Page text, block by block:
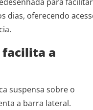
dias, oferecendo
facilita a
suspensa sobre o
a barra lateral.